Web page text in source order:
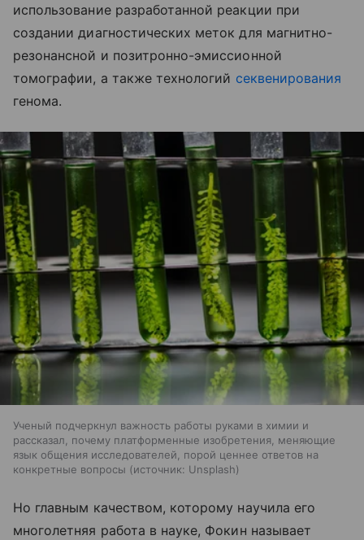
использование разработанной реакции при
создании диагностических меток для магнитно-
резонансной и позитронно-эмиссионной
томографии, а также технологий секвенирования
генома.
Ученый подчеркнул важность работы руками в химии и
рассказал, почему платформенные изобретения, меняющие
язык общения исследователей, порой ценнее ответов на
конкретные вопросы
источник: Unsplash
Но главным качеством, которому научила его
многолетняя работа в науке, Фокин называет